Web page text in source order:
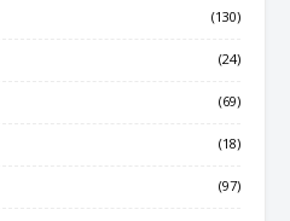
(130)
(24)
(69)
(18)
(97)